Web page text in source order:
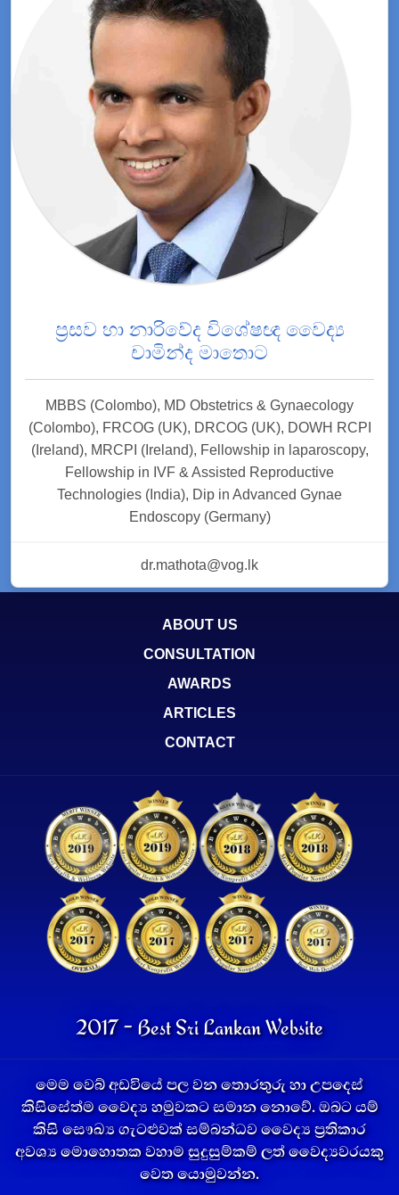
ප්‍රසව හා නාරිවේද විශේෂඥ වෛද්‍ය
චාමින්ද මාතොට
MBBS (Colombo), MD Obstetrics & Gynaecology
(Colombo), FRCOG (UK), DRCOG (UK), DOWH RCPI
(Ireland), MRCPI (Ireland), Fellowship in laparoscopy,
Fellowship in IVF & Assisted Reproductive
Technologies (India), Dip in Advanced Gynae
Endoscopy (Germany)
dr.mathota@vog.lk
ABOUT US
CONSULTATION
AWARDS
ARTICLES
CONTACT
2017 - Best Sri Lankan Website
මෙම වෙබ් අඩවියේ පල වන තොරතුරු හා උපදෙස්
කිසිසේත්ම වෛද්‍ය හමුවකට සමාන නොවේ. ඔබට යම්
කිසි සෞඛ්‍ය ගැටළුවක් සම්බන්ධව වෛද්‍ය ප්‍රතිකාර
අවශ්‍ය මොහොතක වහාම සුදුසුම්කම් ලත් වෛද්‍යවරයකු
වෙත යොමුවන්න.